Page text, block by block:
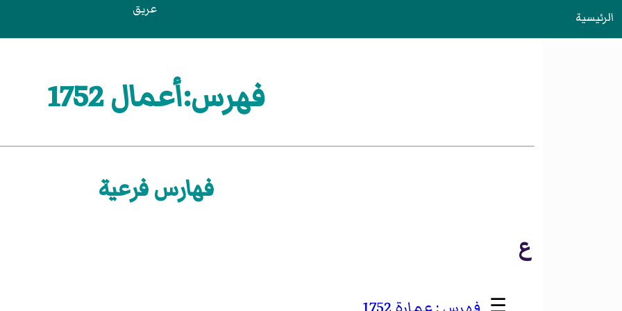
الرئيسية عريق
فهرس:أعمال 1752
فهارس فرعية
ع